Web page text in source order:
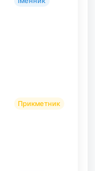
Прикметник